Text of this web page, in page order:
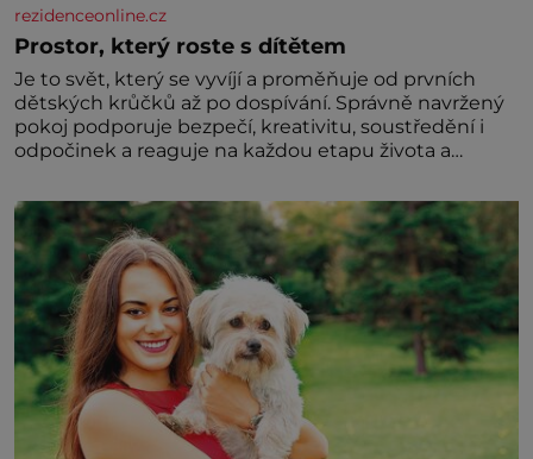
rezidenceonline.cz
Prostor, který roste s dítětem
Je to svět, který se vyvíjí a proměňuje od prvních
dětských krůčků až po dospívání. Správně navržený
pokoj podporuje bezpečí, kreativitu, soustředění i
odpočinek a reaguje na každou etapu života a
jednoduchost, měkkost a bezpečí, proto by pokoj
miminka měl působit především klidně a útulně.
Předškolní věk je